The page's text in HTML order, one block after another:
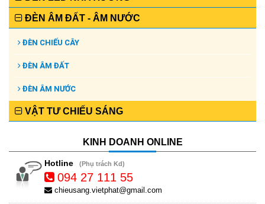
ĐÈN ÂM ĐẤT - ÂM NƯỚC
ĐÈN CHIẾU CÂY
ĐÈN ÂM ĐẤT
ĐÈN ÂM NƯỚC
VẬT TƯ CHIẾU SÁNG
KINH DOANH ONLINE
Hotline (Phụ trách Kd)
094 27 111 55
chieusang.vietphat@gmail.com